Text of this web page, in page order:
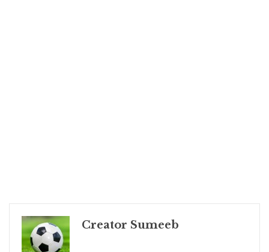
Creator Sumeeb